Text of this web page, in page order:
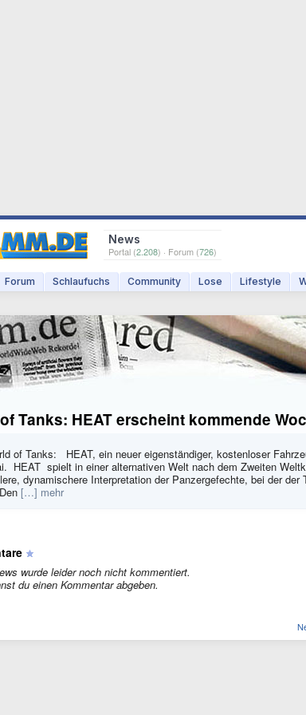
News
Portal (2.208) · Forum (726)
Forum Schlaufuchs Community Lose Lifestyle
Tanks: HEAT erscheint kommende
of Tanks: HEAT, ein neuer eigenständiger, kostenloser
HEAT spielt in einer alternativen Welt nach dem Zweiten
dynamischere Interpretation der Panzergefechte, bei der der
[…] mehr
wurde leider noch nicht kommentiert.
du einen Kommentar abgeben.